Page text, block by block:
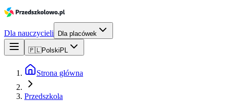
Dla nauczycieli Dla placówek
🇵🇱Polski PL
Strona główna
Przedszkola